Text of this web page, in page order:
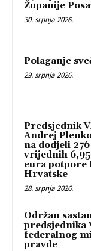
Županije
30. srpnja 2026.
Polaganje
29. srpnja 2026.
Predsjednik
Andrej
na dodjeli
vrijednih
eura potpore
Hrvatske
28. srpnja 2026.
Održan
predsjednika
federalnog
pravde